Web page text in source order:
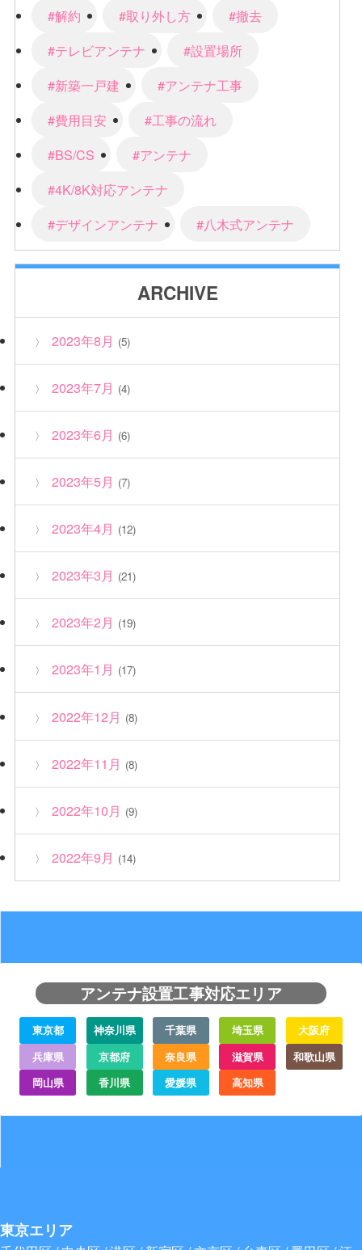
#解約
#取り外し方
#撤去
#テレビアンテナ
#設置場所
#新築一戸建
#アンテナ工事
#費用目安
#工事の流れ
#BS/CS
#アンテナ
#4K/8K対応アンテナ
#デザインアンテナ
#八木式アンテナ
ARCHIVE
2023年8月 (5)
2023年7月 (4)
2023年6月 (6)
2023年5月 (7)
2023年4月 (12)
2023年3月 (21)
2023年2月 (19)
2023年1月 (17)
2022年12月 (8)
2022年11月 (8)
2022年10月 (9)
2022年9月 (14)
アンテナ設置工事対応エリア
東京都 神奈川県 千葉県 埼玉県
大阪府
兵庫県
京都府 奈良県 滋賀県
和歌山県
岡山県
香川県 愛媛県 高知県
東京エリア